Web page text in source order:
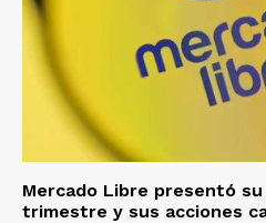
Mercado Libre presentó
trimestre y sus acciones